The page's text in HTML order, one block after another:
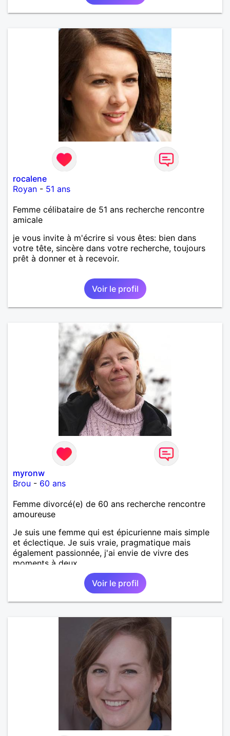
rocalene
Royan - 51 ans
Femme célibataire de 51 ans recherche rencontre
amicale
je vous invite à m'écrire si vous êtes: bien dans
votre tête, sincère dans votre recherche, toujours
prêt à donner et à recevoir.
Voir le profil
myronw
Brou - 60 ans
Femme divorcé(e) de 60 ans recherche rencontre
amoureuse
Je suis une femme qui est épicurienne mais simple
et éclectique. Je suis vraie, pragmatique mais
également passionnée, j'ai envie de vivre des
moments à deux.
Voir le profil